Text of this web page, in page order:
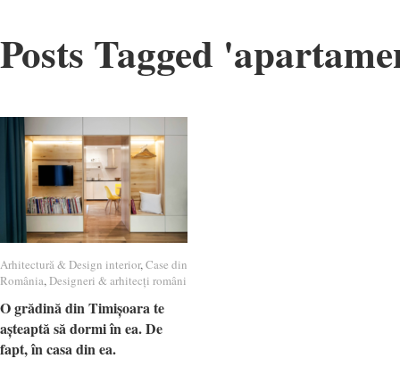
Posts Tagged '
Arhitectură & Design interior,Case din
România,Designeri & arhitecți români
O grădină din Timișoara te
așteaptă să dormi în ea. De
fapt, în casa din ea.
Arhitectură & Design interior Case din
România Designeri & arhitecți români
O grădină din Timișoara te
așteaptă să dormi în ea. De
fapt, în casa din ea.